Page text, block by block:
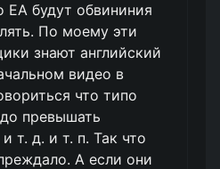
EA будут обвининия
По моему эти
знают английский
видео в
что типо
превышать
т. д. и т. п. Так что
А если они